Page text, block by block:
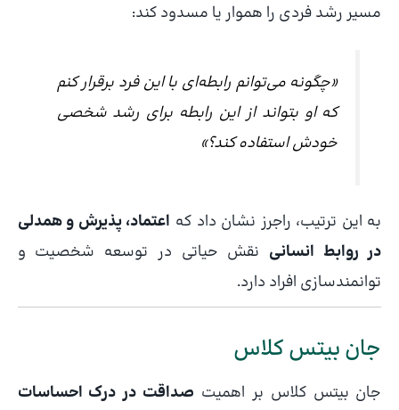
مسیر رشد فردی را هموار یا مسدود کند:
«چگونه می‌توانم رابطه‌ای با این فرد برقرار کنم
که او بتواند از این رابطه برای رشد شخصی
خودش استفاده کند؟»
به این ترتیب، راجرز نشان داد که اعتماد، پذیرش و همدلی
در روابط انسانی نقش حیاتی در توسعه شخصیت و
توانمندسازی افراد دارد.
جان بیتس کلاس
جان بیتس کلاس بر اهمیت صداقت در درک احساسات